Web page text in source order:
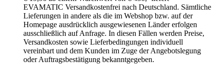
EVAMATIC Versandkostenfrei nach Deutschland. Sämtliche
Lieferungen in andere als die im Webshop bzw. auf der
Homepage ausdrücklich ausgewiesenen Länder erfolgen
ausschließlich auf Anfrage. In diesen Fällen werden Preise,
Versandkosten sowie Lieferbedingungen individuell
vereinbart und dem Kunden im Zuge der Angebotslegung
oder Auftragsbestätigung bekanntgegeben.